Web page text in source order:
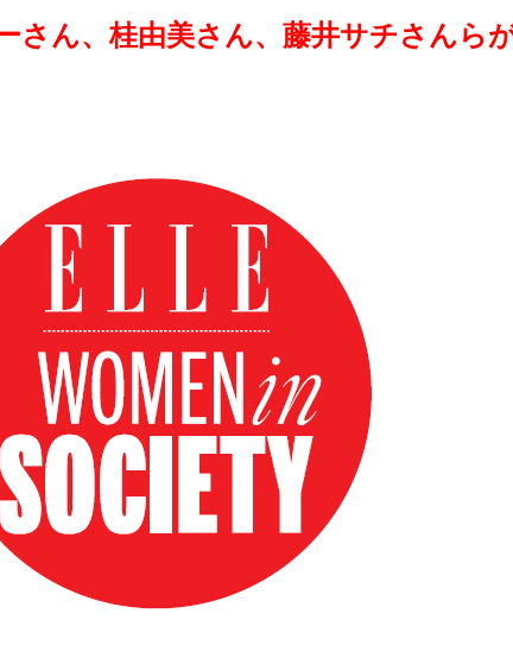
さん、桂由美さん、藤井サチさんら